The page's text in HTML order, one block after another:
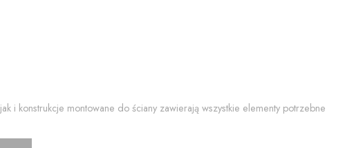
jak i konstrukcje montowane do ściany zawierają wszystkie elementy potrzebne